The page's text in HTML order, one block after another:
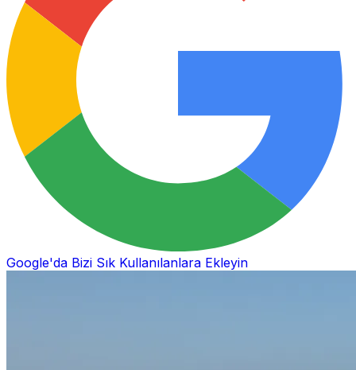
Google'da Bizi Sık Kullanılanlara Ekleyin